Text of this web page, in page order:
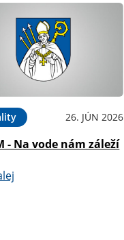
26. JÚN 2026
- Na vode nám záleží